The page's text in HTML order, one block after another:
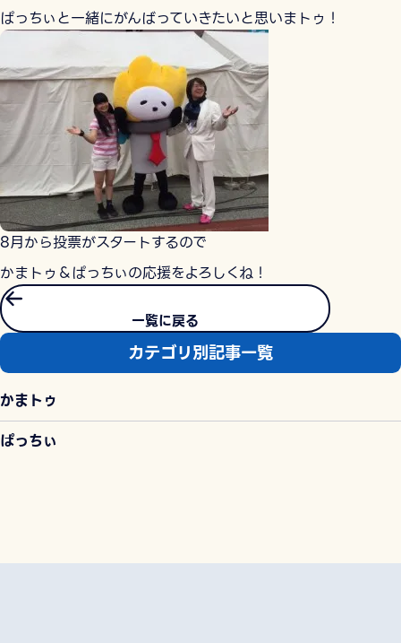
ぱっちぃと一緒にがんばっていきたいと思いまトゥ！
8月から投票がスタートするので
かまトゥ＆ぱっちぃの応援をよろしくね！
一覧に戻る
カテゴリ別記事一覧
かまトゥ
ぱっちぃ